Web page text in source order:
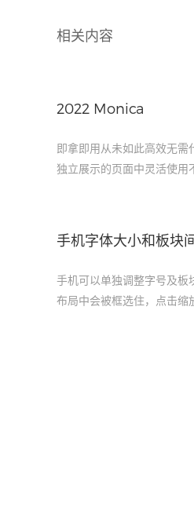
相关内容
2022 Monica
即拿即用​从未如此高效无
独立展示的页面中灵活使用
手机字体大小和板块
手机可以单独调整字号及板
布局中会被框选住，点击缩